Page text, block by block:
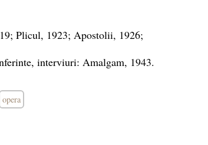
Plicul, 1923; Apostolii, 1926;
interviuri: Amalgam, 1943.
opera